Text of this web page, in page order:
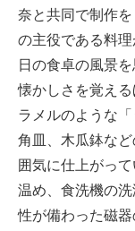
奈と共同で制作
の主役である料
日の食卓の風景
懐かしさを覚え
ラメルのような
角皿、木瓜鉢な
囲気に仕上がっ
温め、食洗機の
性が備わった磁